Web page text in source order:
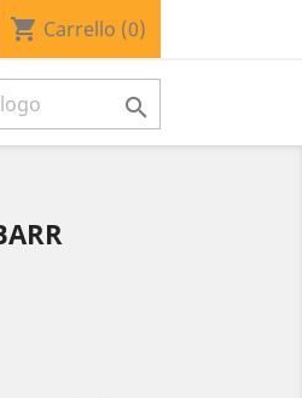
shopping_cart Carrello (0)
